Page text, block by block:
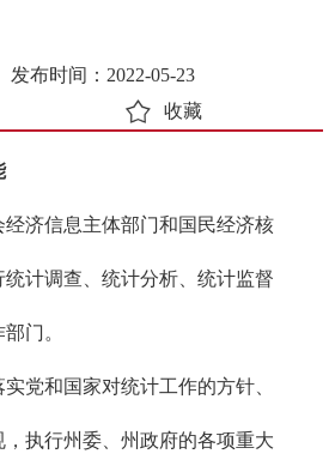
发布时间：2022-05-23
收藏
济信息主体部门和国民经济核
计调查、统计分析、统计监督
门。
和国家对统计工作的方针、
执行州委、州政府的各项重大